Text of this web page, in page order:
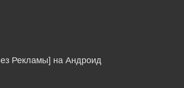
Рекламы] на Андроид